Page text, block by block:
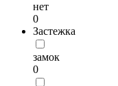
нет
0
Застежка
замок
0